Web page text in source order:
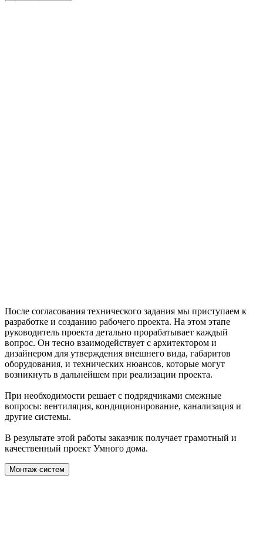
После согласования технического задания мы приступаем к
разработке и созданию рабочего проекта. На этом этапе
руководитель проекта детально прорабатывает каждый
вопрос. Он тесно взаимодействует с архитектором и
дизайнером для утверждения внешнего вида, габаритов
оборудования, и технических нюансов, которые могут
возникнуть в дальнейшем при реализации проекта.
При необходимости решает с подрядчиками смежные
вопросы: вентиляция, кондиционирование, канализация и
другие системы.
В результате этой работы заказчик получает грамотный и
качественный проект Умного дома.
Монтаж систем